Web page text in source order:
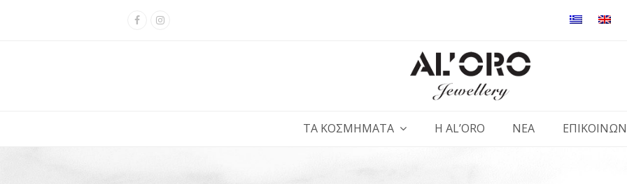
Facebook
ΤΑ ΚΟΣΜΗΜΑΤΑ Η AL’ORO ΝΕΑ